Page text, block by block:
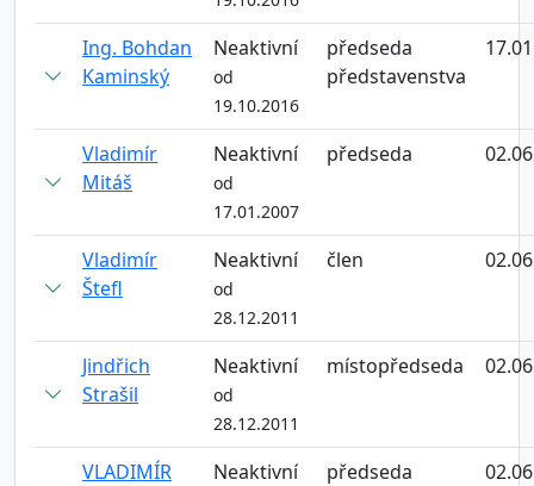
Ing. Bohdan
Kaminský
Neaktivní
od
19.10.2016
předseda
představenstva
Vladimír
Mitáš
Neaktivní
od
17.01.2007
předseda
Vladimír
Štefl
Neaktivní
od
28.12.2011
člen
Jindřich
Strašil
Neaktivní
od
28.12.2011
místopředseda
VLADIMÍR
Neaktivní předseda